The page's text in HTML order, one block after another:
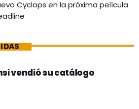
Cyclops en la próxima película
vendió su catálogo